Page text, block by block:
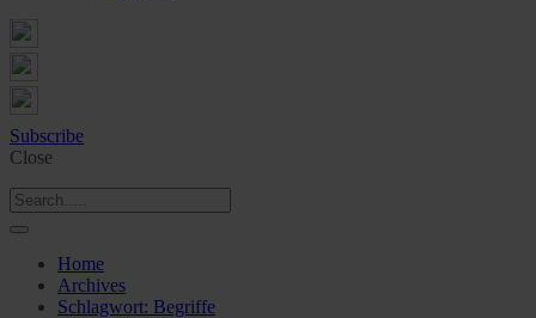
Subscribe
Close
Home
Archives
Schlagwort: Begriffe